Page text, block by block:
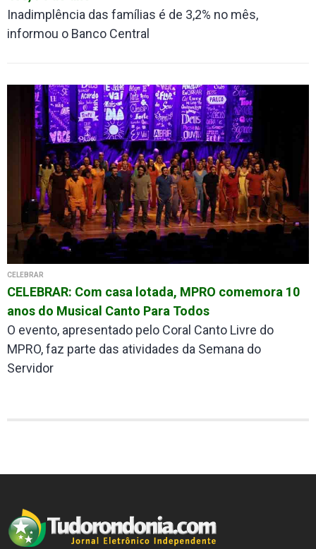
Inadimplência das famílias é de 3,2% no mês,
informou o Banco Central
CELEBRAR
CELEBRAR: Com casa lotada, MPRO comemora 10
anos do Musical Canto Para Todos
O evento, apresentado pelo Coral Canto Livre do
MPRO, faz parte das atividades da Semana do
Servidor